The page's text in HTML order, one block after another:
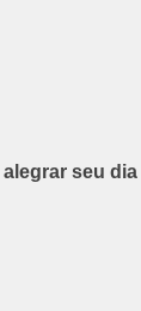
seu dia